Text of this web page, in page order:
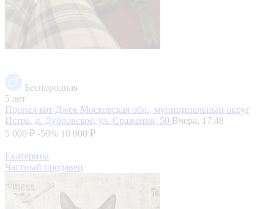
Беспородная
5 лет
Пропал кот Джек Московская обл., муниципальный округ
Истра, д. Дубровское, ул. Сражения, 50 Вчера, 17:48
5 000 ₽ -50% 10 000 ₽
Екатерина
Частный продавец